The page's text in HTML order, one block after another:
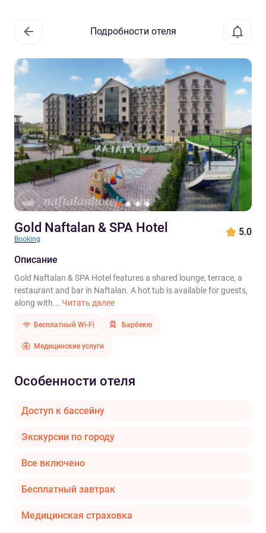
Подробности отеля
Gold Naftalan & SPA Hotel
Booking
5.0
Описание
Gold Naftalan & SPA Hotel features a shared lounge, terrace, a
restaurant and bar in Naftalan. A hot tub is available for guests,
along with... Читать далее
Бесплатный Wi-Fi Барбекю
Медицинские услуги
Особенности отеля
Доступ к бассейну
Экскурсии по городу
Все включено
Бесплатный завтрак
Медицинская страховка